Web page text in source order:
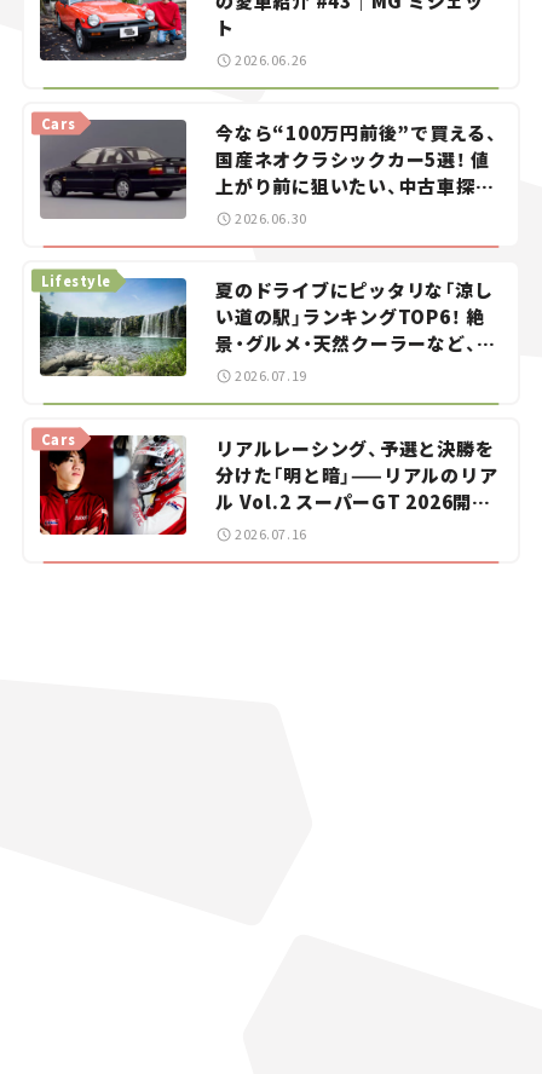
ト
2026.06.26
今なら“100万円前後”で買える、
国産ネオクラシックカー5選！ 値
上がり前に狙いたい、中古車探し
をお手伝い――ちょっとイケてるマ
Cars
2026.06.30
夏のドライブにピッタリな「涼し
い道の駅」ランキングTOP6！ 絶
景・グルメ・天然クーラーなど、避
暑におすすめのスポットを紹介
【道の駅マニアの推し駅ガイド】
Lifestyle
2026.07.19
リアルレーシング、予選と決勝を
分けた「明と暗」——リアルのリア
ル Vol.2 スーパーGT 2026開幕
戦 岡山国際サーキット
Cars
2026.07.16